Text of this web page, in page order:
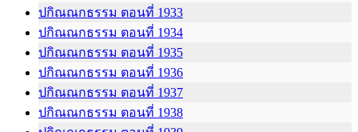
ปกิณณกธรรม ตอนที่ 1933
ปกิณณกธรรม ตอนที่ 1934
ปกิณณกธรรม ตอนที่ 1935
ปกิณณกธรรม ตอนที่ 1936
ปกิณณกธรรม ตอนที่ 1937
ปกิณณกธรรม ตอนที่ 1938